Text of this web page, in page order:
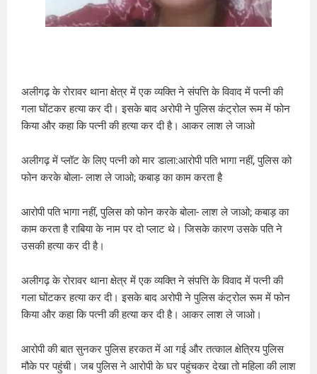
अलीगढ़ के रोरावर थाना क्षेत्र में एक व्यक्ति ने संपत्ति के विवाद में पत्नी की
गला घोंटकर हत्या कर दी। इसके बाद अरोपी ने पुलिस कंट्रोल रूम में फोन
किया और कहा कि पत्नी की हत्या कर दी है। आकर लाश ले जाओ
अलीगढ़ में प्लॉट के लिए पत्नी को मार डाला:आरोपी पति भागा नहीं, पुलिस को
फोन करके बोला- लाश ले जाओ; कबाड़ का काम करता है
आरोपी पति भागा नहीं, पुलिस को फोन करके बोला- लाश ले जाओ; कबाड़ का
काम करता है राबिया के नाम पर दो प्लाट थे। जिसके कारण उसके पति ने
उसकी हत्या कर दी है।
अलीगढ़ के रोरावर थाना क्षेत्र में एक व्यक्ति ने संपत्ति के विवाद में पत्नी की
गला घोंटकर हत्या कर दी। इसके बाद अरोपी ने पुलिस कंट्रोल रूम में फोन
किया और कहा कि पत्नी की हत्या कर दी है। आकर लाश ले जाओ।
आरोपी की बात सुनकर पुलिस हरकत में आ गई और तत्काल क्षेत्रिय पुलिस
मौके पर पहुंची। जब पुलिस ने आरोपी के घर पहुंचकर देखा तो महिला की लाश